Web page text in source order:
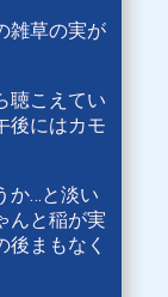
雑草の実が
聴こえてい
後にはカモ
か…と淡い
んと稲が実
後まもなく